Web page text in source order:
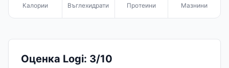
Калории Въглехидрати Протеини Мазнини
Оценка Logi: 3/10